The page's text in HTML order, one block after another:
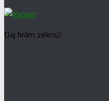
Daj hrám zelenú!